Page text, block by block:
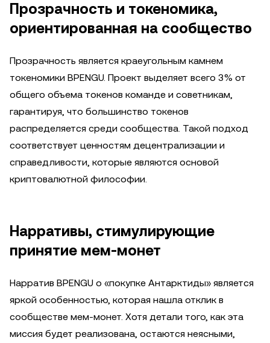
Прозрачность и токеномика,
ориентированная на сообщество
Прозрачность является краеугольным камнем
токеномики BPENGU. Проект выделяет всего 3% от
общего объема токенов команде и советникам,
гарантируя, что большинство токенов
распределяется среди сообщества. Такой подход
соответствует ценностям децентрализации и
справедливости, которые являются основой
криптовалютной философии.
Нарративы, стимулирующие
принятие мем-монет
Нарратив BPENGU о «покупке Антарктиды» является
яркой особенностью, которая нашла отклик в
сообществе мем-монет. Хотя детали того, как эта
миссия будет реализована, остаются неясными,